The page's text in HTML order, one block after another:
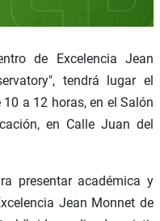
de Excelencia Jean
tendrá lugar el
a 12 horas, en el Salón
en Calle Juan del
presentar académica y
Jean Monnet de